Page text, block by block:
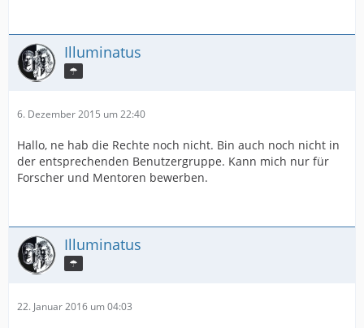
Illuminatus
☂
6. Dezember 2015 um 22:40
Hallo, ne hab die Rechte noch nicht. Bin auch noch nicht in
der entsprechenden Benutzergruppe. Kann mich nur für
Forscher und Mentoren bewerben.
Illuminatus
☂
22. Januar 2016 um 04:03